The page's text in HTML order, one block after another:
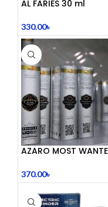
AL FARIES 30 ml
330.00৳
AZARO MOST
370.00৳